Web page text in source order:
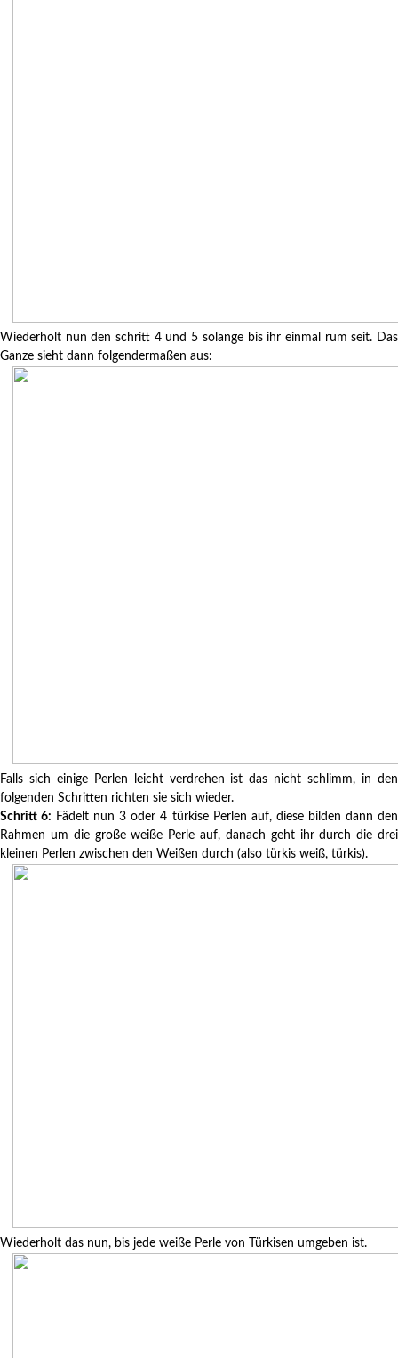
Wiederholt nun den schritt 4 und 5 solange bis ihr einmal rum seit. Das
Ganze sieht dann folgendermaßen aus:
Falls sich einige Perlen leicht verdrehen ist das nicht schlimm, in den
folgenden Schritten richten sie sich wieder.
Schritt 6: Fädelt nun 3 oder 4 türkise Perlen auf, diese bilden dann den
Rahmen um die große weiße Perle auf, danach geht ihr durch die drei
kleinen Perlen zwischen den Weißen durch (also türkis weiß, türkis).
Wiederholt das nun, bis jede weiße Perle von Türkisen umgeben ist.